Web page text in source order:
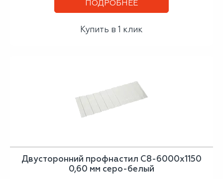
ПОДРОБНЕЕ
Купить в 1 клик
Двусторонний профнастил С8-6000х1150
0,60 мм серо-белый